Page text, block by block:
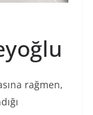
rağmen,